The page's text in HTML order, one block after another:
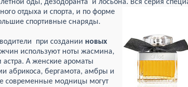
оды, дезодоранта и лосьона. Вся серия
отдыха и спорта, и по форме
спортивные снаряды.
при создании новых
используют ноты жасмина,
астра. А женские ароматы
абрикоса, бергамота, амбры и
современные модницы могут